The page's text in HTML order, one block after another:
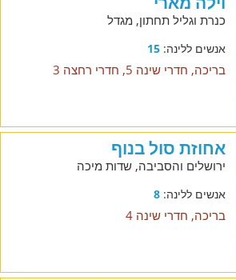
כנרת וגליל תחתון, מגדל
אנשים ללינה:15
בריכה, חדרי שינה 5, חדרי רחצה 3
אחוזת סול בנוף
ירושלים והסביבה, שדות מיכה
אנשים ללינה:8
בריכה, חדרי שינה 4